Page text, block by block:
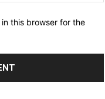
this browser for the